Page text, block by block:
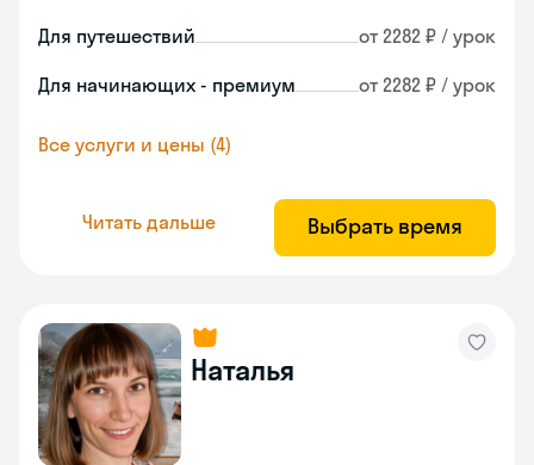
Для путешествий от 2282 ₽ / урок
Для начинающих - премиум от 2282 ₽ / урок
Все услуги и цены (4)
Читать дальше Выбрать время
Наталья